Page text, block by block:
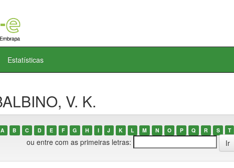
Estatísticas
V. K.
A B C D E F G H I J K L M N O P Q R S T
ou entre com as primeiras letras: